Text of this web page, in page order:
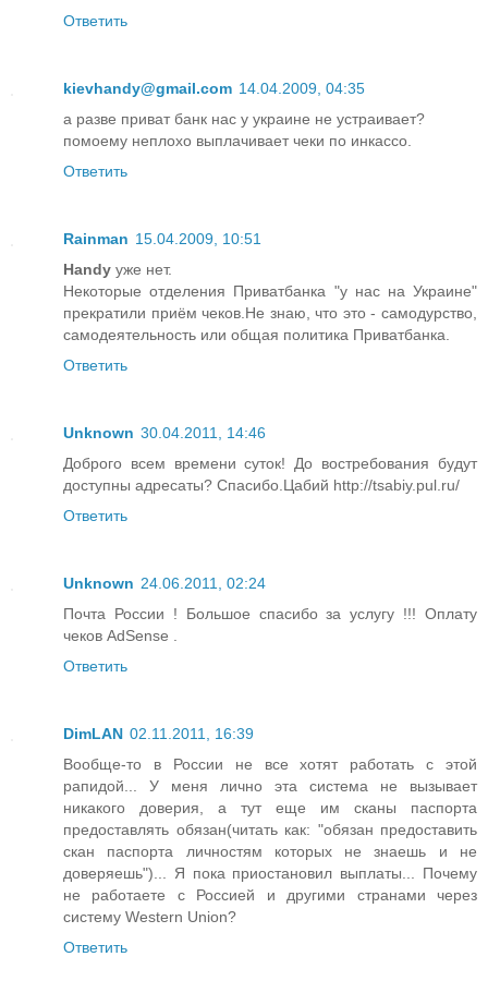
Ответить
kievhandy@gmail.com 14.04.2009, 04:35
а разве приват банк нас у украине не устраивает?
помоему неплохо выплачивает чеки по инкассо.
Ответить
Rainman 15.04.2009, 10:51
Handy уже нет.
Некоторые отделения Приватбанка "у нас на Украине"
прекратили приём чеков.Не знаю, что это - самодурство,
самодеятельность или общая политика Приватбанка.
Ответить
Unknown 30.04.2011, 14:46
Доброго всем времени суток! До востребования будут
доступны адресаты? Спасибо.Цабий http://tsabiy.pul.ru/
Ответить
Unknown 24.06.2011, 02:24
Почта России ! Большое спасибо за услугу !!! Оплату
чеков AdSense .
Ответить
DimLAN 02.11.2011, 16:39
Вообще-то в России не все хотят работать с этой
рапидой... У меня лично эта система не вызывает
никакого доверия, а тут еще им сканы паспорта
предоставлять обязан(читать как: "обязан предоставить
скан паспорта личностям которых не знаешь и не
доверяешь")... Я пока приостановил выплаты... Почему
не работаете с Россией и другими странами через
систему Western Union?
Ответить